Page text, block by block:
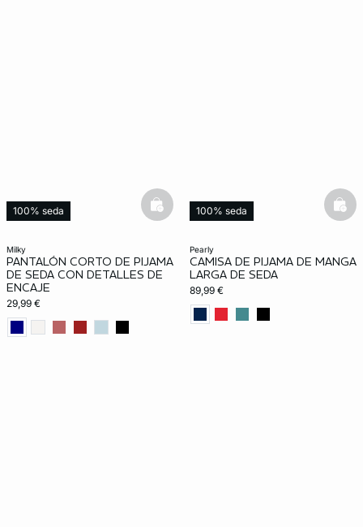
milky
PANTALÓN CORTO DE PIJAMA
DE SEDA CON DETALLES DE
ENCAJE
29,99 €
100% seda basketfull
pearly
CAMISA DE PIJAMA DE MANGA
LARGA DE SEDA
89,99 €
100% seda